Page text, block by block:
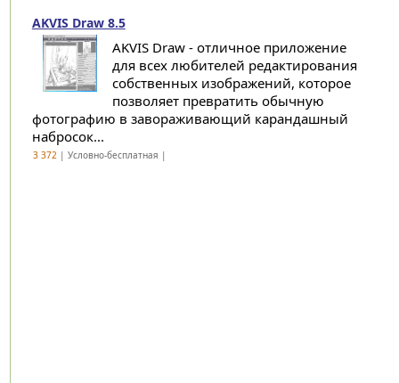
AKVIS Draw 8.5
AKVIS Draw - отличное приложение
для всех любителей редактирования
собственных изображений, которое
позволяет превратить обычную
фотографию в завораживающий карандашный
набросок...
3 372| Условно-бесплатная |